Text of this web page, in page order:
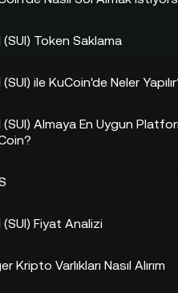
(SUI) Token Saklama
(SUI) ile KuCoin'de Neler
(SUI) Almaya En Uygun
(SUI) Fiyat Analizi
Kripto Varlıkları Nasıl Alırım